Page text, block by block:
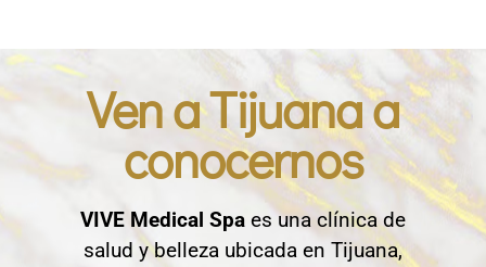
Ven a Tijuana a
conocernos
VIVE Medical Spa es una clínica de
salud y belleza ubicada en Tijuana,